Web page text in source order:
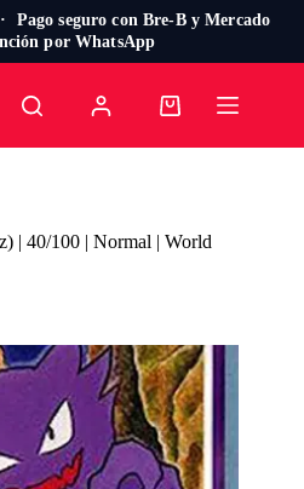
· Pago seguro con Bre-B y Mercado
por WhatsApp
Carro
| 40/100 | Normal | World